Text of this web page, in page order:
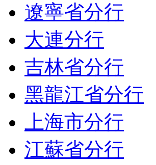
遼寧省分行
大連分行
吉林省分行
黑龍江省分行
上海市分行
江蘇省分行